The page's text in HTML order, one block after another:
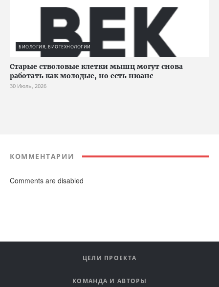
БИОЛОГИЯ, БИОТЕХНОЛОГИИ
Старые стволовые клетки мышц могут снова
работать как молодые, но есть нюанс
30 Июль, 2026
КОММЕНТАРИИ
Comments are disabled
ЦЕЛИ ПРОЕКТА
КОМАНДА И АВТОРЫ